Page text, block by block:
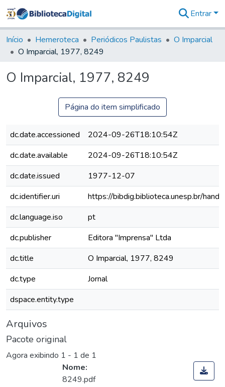
&
Coleções
Tudo na
Digital
Entrar
Início Hemeroteca Periódicos Paulistas
O Imparcial
O Imparcial, 1977, 8249
O Imparcial, 1977, 8249
Página do item simplificado
dc.date.accessioned
2024-09-26T18:10:54Z
dc.date.available
2024-09-26T18:10:54Z
dc.date.issued
1977-12-07
dc.identifier.uri
https://bibdig.biblioteca.unesp.br/
dc.language.iso
pt
dc.publisher
Editora "Imprensa" Ltda
dc.title
O Imparcial, 1977, 8249
dc.type
Jornal
dspace.entity.type
Arquivos
Pacote original
Agora exibindo 1 - 1 de 1
Nome:
8249.pdf